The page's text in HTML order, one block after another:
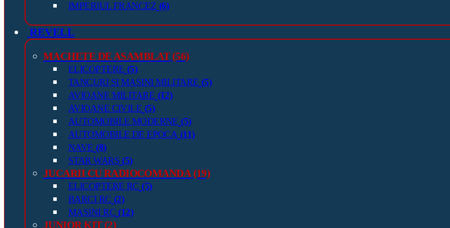
IMPERIUL FRANCEZ (6)
REVELL
MACHETE DE ASAMBLAT (56)
ELICOPTERE (5)
TANCURI SI MASINI MILITARE (5)
AVIOANE MILITARE (12)
AVIOANE CIVILE (5)
AUTOMOBILE MODERNE (5)
AUTOMOBILE DE EPOCA (11)
NAVE (8)
STAR WARS (5)
JUCARII CU RADIOCOMANDA (19)
ELICOPTERE RC (5)
BARCI RC (2)
MASINI RC (12)
JUNIOR KIT (2)